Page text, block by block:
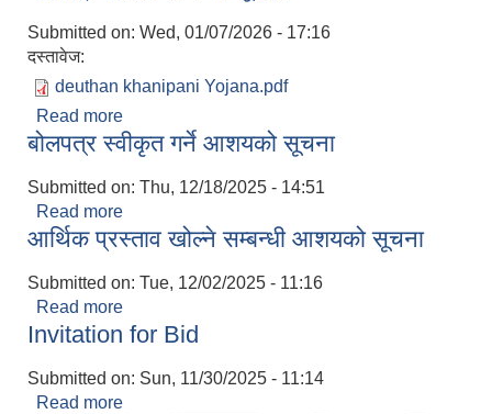
Submitted on: Wed, 01/07/2026 - 17:16
दस्तावेज:
deuthan khanipani Yojana.pdf
Read more
बोलपत्र स्वीकृत गर्ने आशयको सूचना
Submitted on: Thu, 12/18/2025 - 14:51
Read more
आर्थिक प्रस्ताव खोल्ने सम्बन्धी आशयको सूचना
Submitted on: Tue, 12/02/2025 - 11:16
Read more
Invitation for Bid
Submitted on: Sun, 11/30/2025 - 11:14
Read more